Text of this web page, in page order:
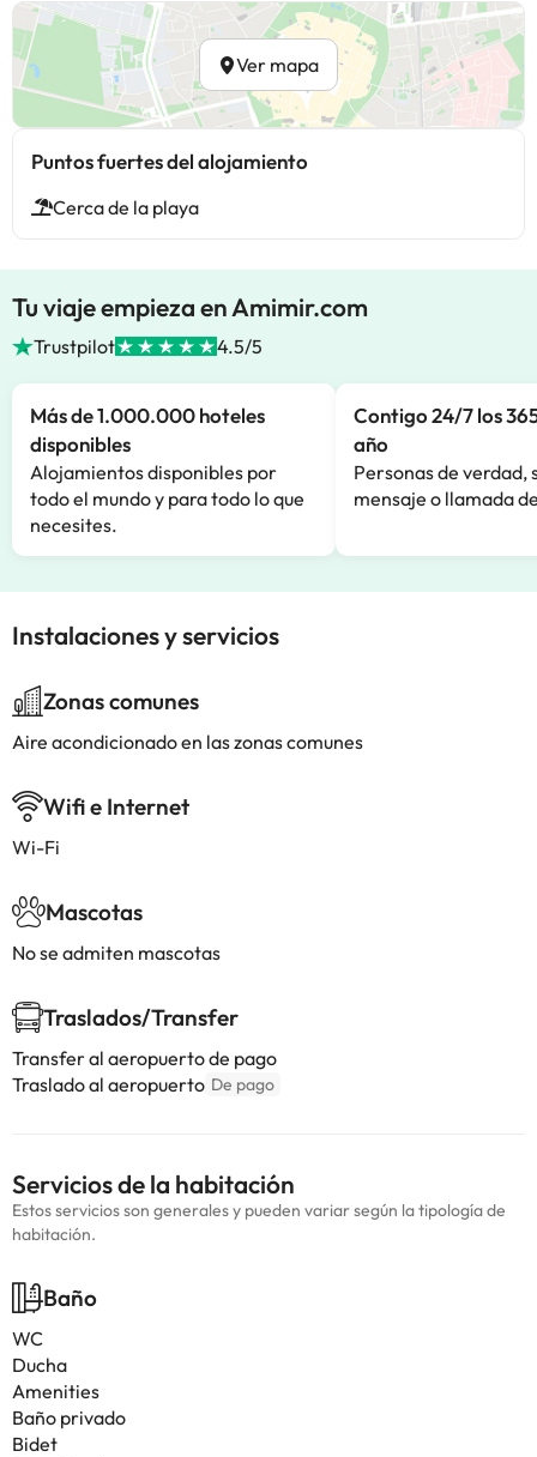
Ver mapa
Puntos fuertes del alojamiento
Cerca de la playa
Tu viaje empieza en Amimir.com
Trustpilot 4.5/5
Más de 1.000.000 hoteles
disponibles
Alojamientos disponibles por
todo el mundo y para todo lo que
necesites.
Contigo 24/7 los
año
Personas de verdad,
mensaje o llamada
Instalaciones y servicios
Zonas comunes
Aire acondicionado en las zonas comunes
Wifi e Internet
Wi-Fi
Mascotas
No se admiten mascotas
Traslados/Transfer
Transfer al aeropuerto de pago
Traslado al aeropuerto De pago
Servicios de la habitación
Estos servicios son generales y pueden variar según la tipología de
habitación.
Baño
WC
Ducha
Amenities
Baño privado
Bidet